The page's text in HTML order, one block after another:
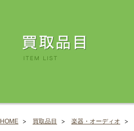
HOME 買取品目 楽器・オーディオ